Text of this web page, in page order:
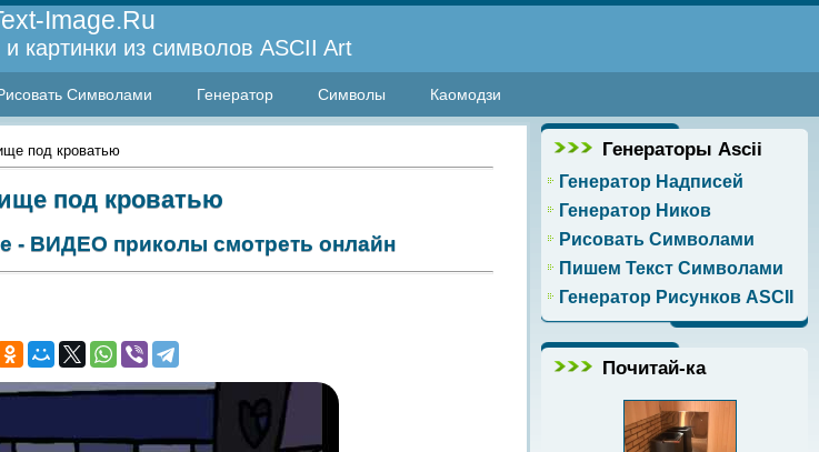
Image.Ru
картинки из символов ASCII Art
Символами Генератор Символы Каомодзи
под кроватью
под кроватью
- ВИДЕО приколы смотреть онлайн
Генераторы Ascii
Генератор Надписей
Генератор Ников
Рисовать Символами
Пишем Текст Символами
Генератор Рисунков ASCII
Почитай-ка